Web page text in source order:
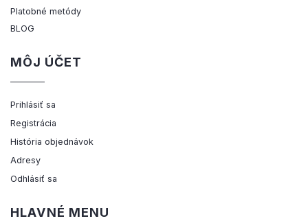
Platobné metódy
BLOG
MÔJ ÚČET
Prihlásiť sa
Registrácia
História objednávok
Adresy
Odhlásiť sa
HLAVNÉ MENU